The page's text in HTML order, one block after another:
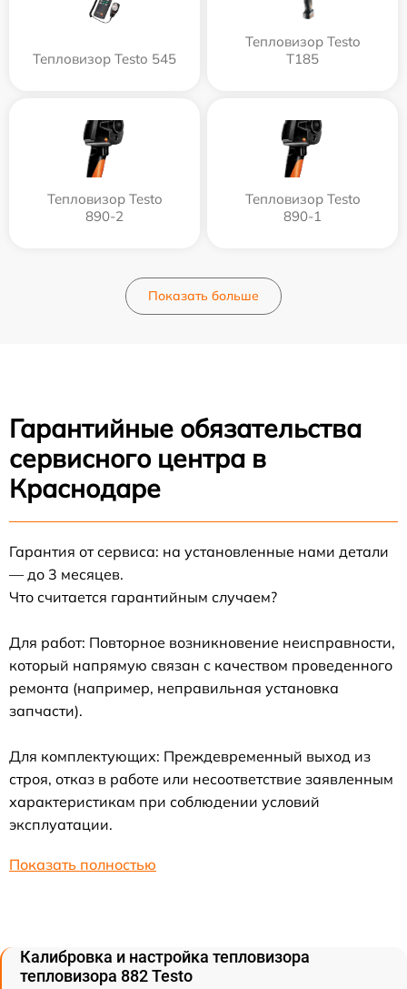
Тепловизор Testo 545
Тепловизор Testo
T185
Тепловизор Testo
890-2
Тепловизор Testo
890-1
Показать больше
Гарантийные обязательства
сервисного центра в
Краснодаре
Гарантия от сервиса: на установленные нами детали
— до 3 месяцев.
Что считается гарантийным случаем?
Для работ: Повторное возникновение неисправности,
который напрямую связан с качеством проведенного
ремонта (например, неправильная установка
запчасти).
Для комплектующих: Преждевременный выход из
строя, отказ в работе или несоответствие заявленным
характеристикам при соблюдении условий
эксплуатации.
Показать полностью
Калибровка и настройка тепловизора
тепловизора 882 Testo